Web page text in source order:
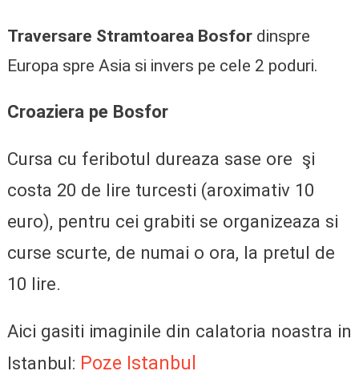
Traversare Stramtoarea Bosfordinspre
Europa spre Asia si invers pe cele 2 poduri.
Croaziera pe Bosfor
Cursa cu feribotul dureaza sase ore şi
costa 20 de lire turcesti (aroximativ 10
euro), pentru cei grabiti se organizeaza si
curse scurte, de numai o ora, la pretul de
10 lire.
Aici gasiti imaginile din calatoria noastra in
Istanbul: Poze Istanbul